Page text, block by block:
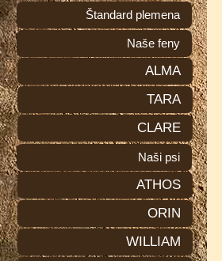
Štandard plemena
Naše feny
ALMA
TARA
CLARE
Naši psi
ATHOS
ORIN
WILLIAM